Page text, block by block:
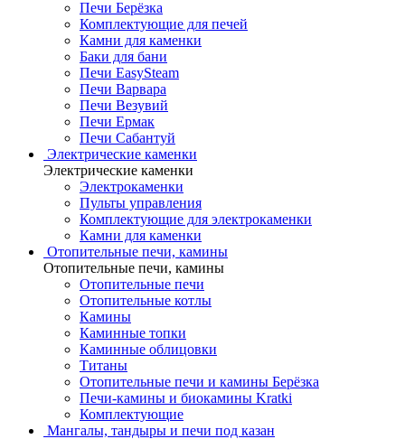
Печи Берёзка
Комплектующие для печей
Камни для каменки
Баки для бани
Печи EasySteam
Печи Варвара
Печи Везувий
Печи Ермак
Печи Сабантуй
Электрические каменки
Электрические каменки
Электрокаменки
Пульты управления
Комплектующие для электрокаменки
Камни для каменки
Отопительные печи, камины
Отопительные печи, камины
Отопительные печи
Отопительные котлы
Камины
Каминные топки
Каминные облицовки
Титаны
Отопительные печи и камины Берёзка
Печи-камины и биокамины Kratki
Комплектующие
Мангалы, тандыры и печи под казан